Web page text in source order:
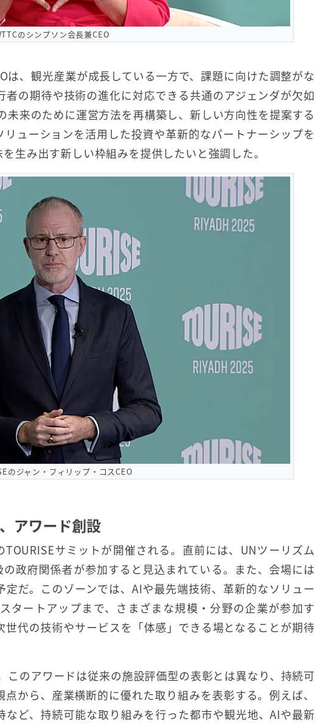
のシンプソン会長兼CEO
は、観光産業が成長している一方で、課題に向けた調整がな
の期待や技術の進化に対応できる共通のアジェンダが欠如
未来のために運営方法を再構築し、新しい方向性を提案する
ューションを活用した投資や革新的なパートナーシップを
生み出す新しい枠組みを提供したいと強調した。
のジャン・フィリップ・コスCEO
アワード創設
サミットが開催される。直前には、UNツーリズム
政府関係者が参加すると見込まれている。また、会場には
定だ。このゾーンでは、AIや最先端技術、革新的なソリュー
タートアップまで、さまざまな規模・分野の企業が参加す
代の技術やサービスを「体感」できる場となることが期待
このアワードは従来の施設評価型の表彰とは異なり、持続可
から、産業横断的に優れた取り組みを表彰する。例えば、
ど、持続可能な取り組みを行った都市や観光地、AIや最新